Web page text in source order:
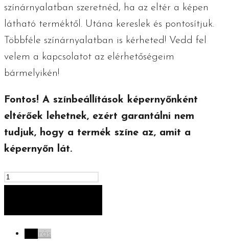
színárnyalatban szeretnéd, ha az eltér a képen
látható terméktől. Utána kereslek és pontosítjuk.
Többféle színárnyalatban is kérheted! Vedd fel
velem a kapcsolatot az elérhetőségeim
bármelyikén!
Fontos! A színbeállítások képernyőnként
eltérőek lehetnek, ezért garantálni nem
tudjuk, hogy a termék színe az, amit a
képernyőn lát.
Horgolt
nagy
Leírás